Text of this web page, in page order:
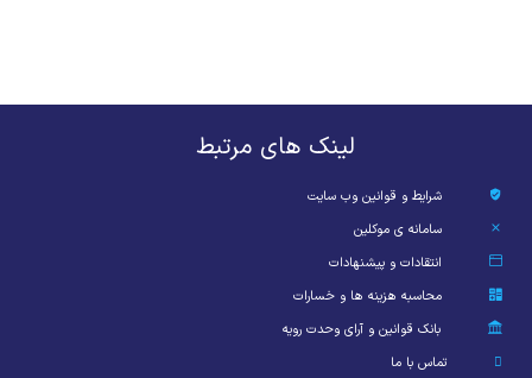
لینک های مرتبط
شرایط و قوانین وب سایت
سامانه ی موکلین
انتقادات و پیشنهادات
محاسبه هزینه ها و خسارات
بانک قوانین و آرای وحدت رویه
تماس با ما